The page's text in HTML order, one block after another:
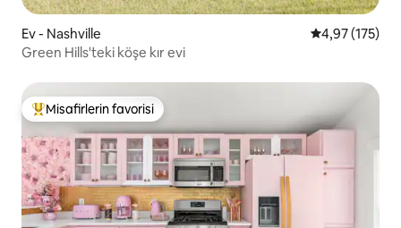
Ev - Nashville 5 üzerinden
4,97 (175)
Green Hills'teki köşe kır evi
Misafirlerin favorilerinden en beğenilenler arasında
Misafirlerin favorisi